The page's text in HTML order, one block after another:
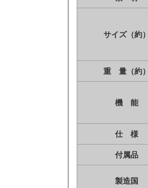
サイズ（約）
重 量（約）
機 能
仕 様
付属品
製造国